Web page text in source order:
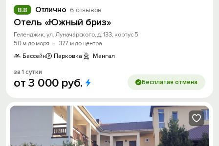
Отлично 6 отзывов
8.8
Отель «Южный бриз»
Геленджик, ул. Луначарского, д. 133, корпус 5
50 м до моря
· 377 м до центра
Бассейн
Парковка Мангал
за 1 сутки
от3 000 руб. Бесплатая отмена